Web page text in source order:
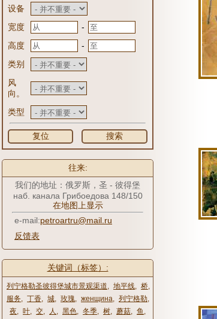
设备
宽度
-
高度
-
类别
风
向。
类型
复位 搜索
往来:
我们的地址：俄罗斯，圣 - 彼得堡
наб. канала Грибоедова 148/150
在地图上显示
e-mail:petroartru@mail.ru
反馈表
关键词（标签）:
列宁格勒圣彼得堡城市景观渠道, 地平线, 桥,
服务, 丁香, 城, 玫瑰, женщина, 列宁格勒,
夜, 叶, 交, 人 , 黑色, 冬季, 树, 蘑菇, 鱼 ,